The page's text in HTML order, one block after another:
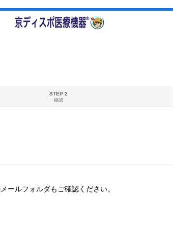
STEP 2
確認
ールフォルダもご確認ください。